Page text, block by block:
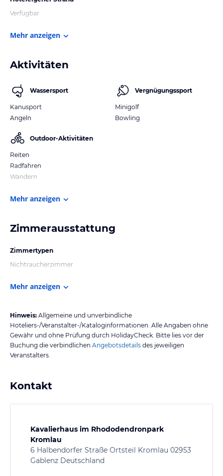
Verfügbar
Mehr anzeigen
Aktivitäten
Wassersport
Kanusport
Angeln
Outdoor-Aktivitäten
Reiten
Radfahren
Wandern
Vergnügungssport
Minigolf
Bowling
Mehr anzeigen
Zimmerausstattung
Zimmertypen
Nichtraucherzimmer
Mehr anzeigen
Hinweis: Allgemeine und unverbindliche
Hoteliers-/Veranstalter-/Kataloginformationen. Alle Angaben ohne
Gewähr und ohne Prüfung durch HolidayCheck. Bitte lies vor der
Buchung die verbindlichen Angebotsdetails des jeweiligen
Veranstalters.
Kontakt
Kavalierhaus im Rhododendronpark
Kromlau
6 Halbendorfer Straße Ortsteil Kromlau 02953
Gablenz Deutschland